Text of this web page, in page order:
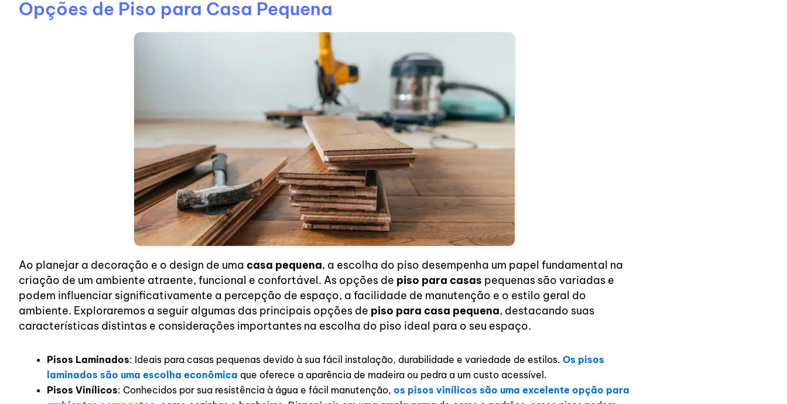
Opções de Piso para Casa Pequena
Ao planejar a decoração e o design de uma casa pequena, a escolha do piso desempenha um papel fundamental na
criação de um ambiente atraente, funcional e confortável. As opções de piso para casas pequenas são variadas e
podem influenciar significativamente a percepção de espaço, a facilidade de manutenção e o estilo geral do
ambiente. Exploraremos a seguir algumas das principais opções de piso para casa pequena, destacando suas
características distintas e considerações importantes na escolha do piso ideal para o seu espaço.
Pisos Laminados: Ideais para casas pequenas devido à sua fácil instalação, durabilidade e variedade de estilos. Os pisos
laminados são uma escolha econômica que oferece a aparência de madeira ou pedra a um custo acessível.
Pisos Vinílicos: Conhecidos por sua resistência à água e fácil manutenção, os pisos vinílicos são uma excelente opção para